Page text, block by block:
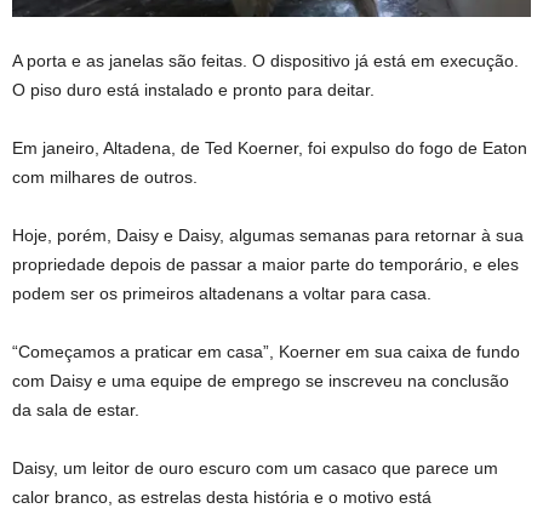
A porta e as janelas são feitas. O dispositivo já está em execução.
O piso duro está instalado e pronto para deitar.
Em janeiro, Altadena, de Ted Koerner, foi expulso do fogo de Eaton
com milhares de outros.
Hoje, porém, Daisy e Daisy, algumas semanas para retornar à sua
propriedade depois de passar a maior parte do temporário, e eles
podem ser os primeiros altadenans a voltar para casa.
“Começamos a praticar em casa”, Koerner em sua caixa de fundo
com Daisy e uma equipe de emprego se inscreveu na conclusão
da sala de estar.
Daisy, um leitor de ouro escuro com um casaco que parece um
calor branco, as estrelas desta história e o motivo está